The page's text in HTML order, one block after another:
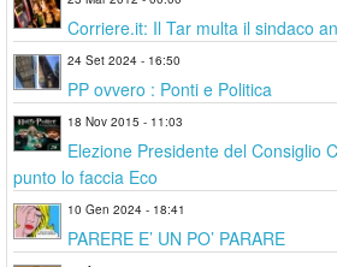
Corriere.it: Il Tar multa il sindaco
24 Set 2024 - 16:50
PP ovvero : Ponti e Politica
18 Nov 2015 - 11:03
Elezione Presidente del Consiglio
punto lo faccia Eco
10 Gen 2024 - 18:41
PARERE E’ UN PO’ PARARE